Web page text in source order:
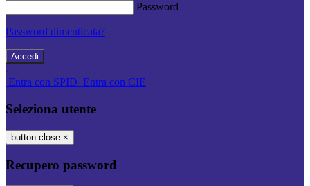
Password
Password dimenticata?
-
Entra con SPID Entra con CIE
Seleziona utente
button close ×
Recupero password